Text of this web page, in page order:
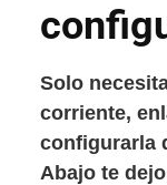
Solo
corriente,
configurarla
Abajo te